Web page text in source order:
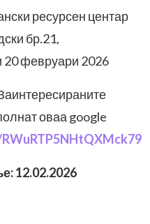
ресурсен центар
бр.21,
20 февруари 2026
оваа google
12.02.2026